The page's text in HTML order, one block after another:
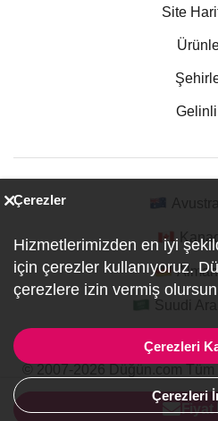
Fiyat
Site
Özel Etkinlik Online
ref:PI1-1-
Çerezler
Hizmetlerimizden en iyi
için çerezler kullanıyoruz.
çerezlere izin vermiş
Çerezleri
Çerezleri